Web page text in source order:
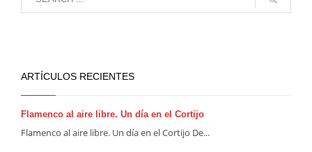
ARTÍCULOS RECIENTES
Flamenco al aire libre. Un día en el Cortijo
Flamenco al aire libre. Un día en el Cortijo De...